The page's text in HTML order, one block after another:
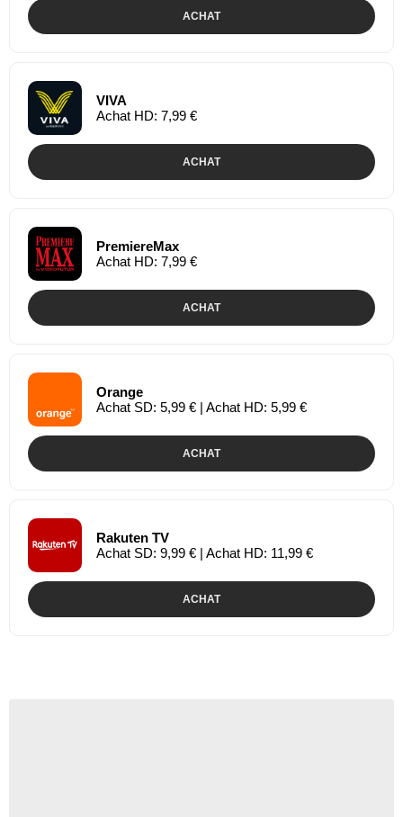
ACHAT
VIVA
Achat HD: 7,99 €
ACHAT
PremiereMax
Achat HD: 7,99 €
ACHAT
Orange
Achat SD: 5,99 € | Achat HD: 5,99 €
ACHAT
Rakuten TV
Achat SD: 9,99 € | Achat HD: 11,99 €
ACHAT